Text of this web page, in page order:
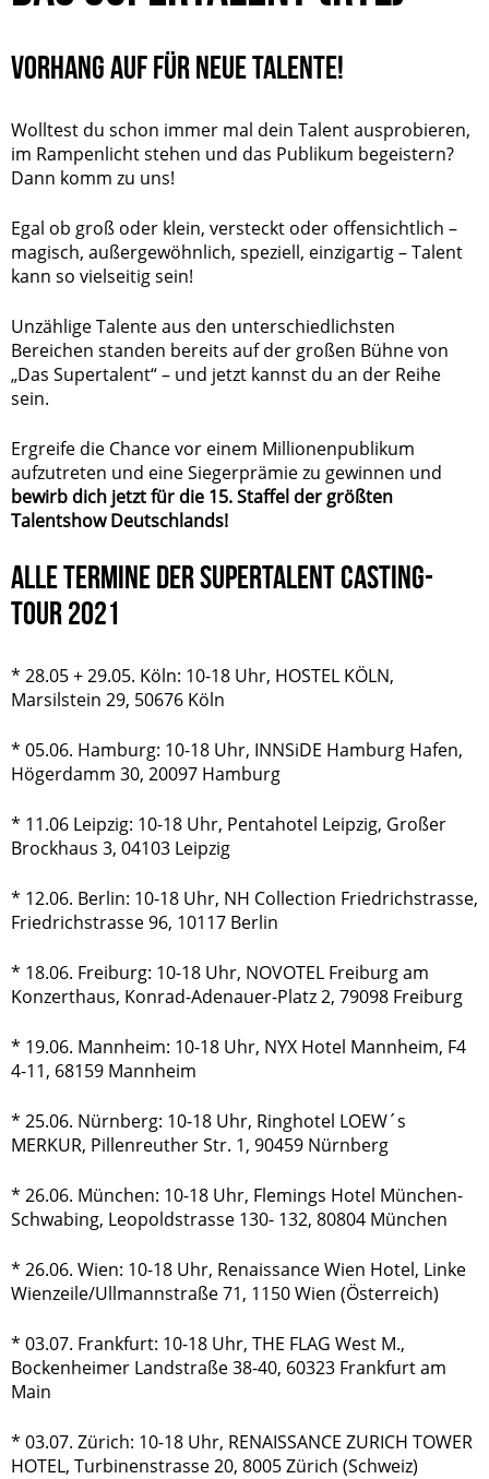
VORHANG AUF FÜR NEUE TALENTE!
Wolltest du schon immer mal dein Talent ausprobieren,
im Rampenlicht stehen und das Publikum begeistern?
Dann komm zu uns!
Egal ob groß oder klein, versteckt oder offensichtlich –
magisch, außergewöhnlich, speziell, einzigartig – Talent
kann so vielseitig sein!
Unzählige Talente aus den unterschiedlichsten
Bereichen standen bereits auf der großen Bühne von
„Das Supertalent“ – und jetzt kannst du an der Reihe
sein.
Ergreife die Chance vor einem Millionenpublikum
aufzutreten und eine Siegerprämie zu gewinnen und
bewirb dich jetzt für die 15. Staffel der größten
Talentshow Deutschlands!
ALLE TERMINE DER SUPERTALENT CASTING-
TOUR 2021
* 28.05 + 29.05. Köln: 10-18 Uhr, HOSTEL KÖLN,
Marsilstein 29, 50676 Köln
* 05.06. Hamburg: 10-18 Uhr, INNSiDE Hamburg Hafen,
Högerdamm 30, 20097 Hamburg
* 11.06 Leipzig: 10-18 Uhr, Pentahotel Leipzig, Großer
Brockhaus 3, 04103 Leipzig
* 12.06. Berlin: 10-18 Uhr, NH Collection Friedrichstrasse,
Friedrichstrasse 96, 10117 Berlin
* 18.06. Freiburg: 10-18 Uhr, NOVOTEL Freiburg am
Konzerthaus, Konrad-Adenauer-Platz 2, 79098 Freiburg
* 19.06. Mannheim: 10-18 Uhr, NYX Hotel Mannheim, F4
4-11, 68159 Mannheim
* 25.06. Nürnberg: 10-18 Uhr, Ringhotel LOEW´s
MERKUR, Pillenreuther Str. 1, 90459 Nürnberg
* 26.06. München: 10-18 Uhr, Flemings Hotel München-
Schwabing, Leopoldstrasse 130- 132, 80804 München
* 26.06. Wien: 10-18 Uhr, Renaissance Wien Hotel, Linke
Wienzeile/Ullmannstraße 71, 1150 Wien (Österreich)
* 03.07. Frankfurt: 10-18 Uhr, THE FLAG West M.,
Bockenheimer Landstraße 38-40, 60323 Frankfurt am
Main
* 03.07. Zürich: 10-18 Uhr, RENAISSANCE ZURICH TOWER
HOTEL, Turbinenstrasse 20, 8005 Zürich (Schweiz)